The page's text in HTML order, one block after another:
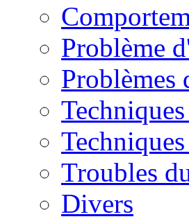
Problème
Troubles
Divers